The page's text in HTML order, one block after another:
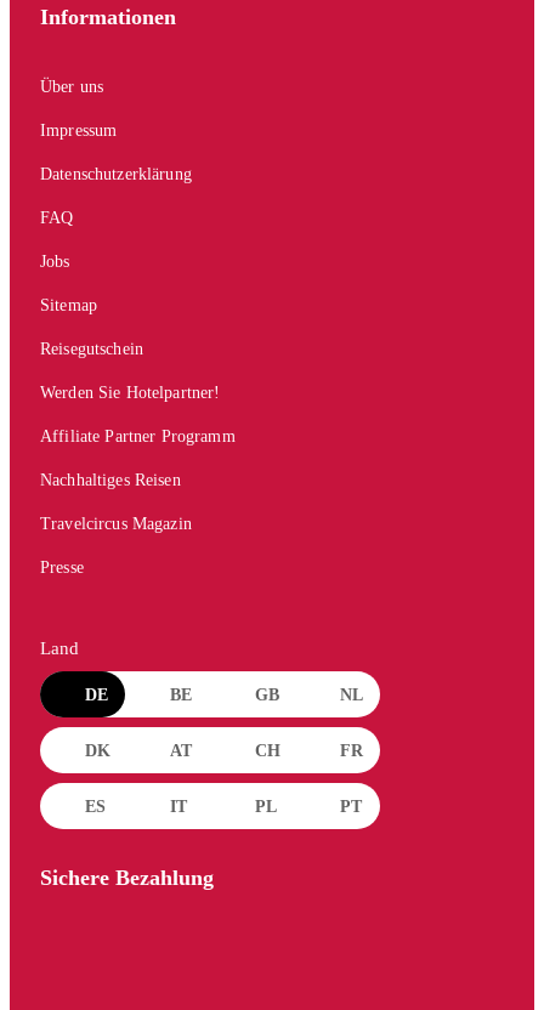
Informationen
Über uns
Impressum
Datenschutzerklärung
FAQ
Jobs
Sitemap
Reisegutschein
Werden Sie Hotelpartner!
Affiliate Partner Programm
Nachhaltiges Reisen
Travelcircus Magazin
Presse
Land
DE BE GB NL
DK AT CH FR
ES IT PL PT
Sichere Bezahlung